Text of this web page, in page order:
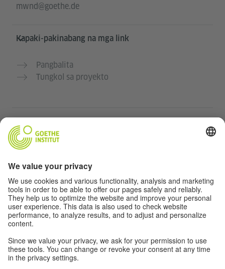
mwnd@goethe.de
Kapaki-pakinabang na mga link
Pangbalita
Tungkol sa proyekto
Mga kursong Aleman ng Goethe-Institut
Portal para sa mga guro “Deutschstunde”
Pribasiya at Pag-accessibilidad
Protección de datos y accesibilidad